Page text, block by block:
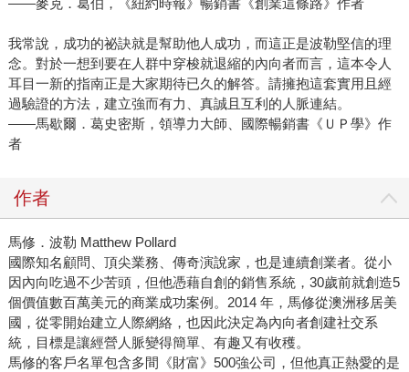
——麥克．葛伯，《紐約時報》暢銷書《創業這條路》作者
我常說，成功的祕訣就是幫助他人成功，而這正是波勒堅信的理
念。對於一想到要在人群中穿梭就退縮的內向者而言，這本令人
耳目一新的指南正是大家期待已久的解答。請擁抱這套實用且經
過驗證的方法，建立強而有力、真誠且互利的人脈連結。
——馬歇爾．葛史密斯，領導力大師、國際暢銷書《ＵＰ學》作
者
作者
馬修．波勒 Matthew Pollard
國際知名顧問、頂尖業務、傳奇演說家，也是連續創業者。從小
因內向吃過不少苦頭，但他憑藉自創的銷售系統，30歲前就創造5
個價值數百萬美元的商業成功案例。2014 年，馬修從澳洲移居美
國，從零開始建立人際網絡，也因此決定為內向者創建社交系
統，目標是讓經營人脈變得簡單、有趣又有收穫。
馬修的客戶名單包含多間《財富》500強公司，但他真正熱愛的是